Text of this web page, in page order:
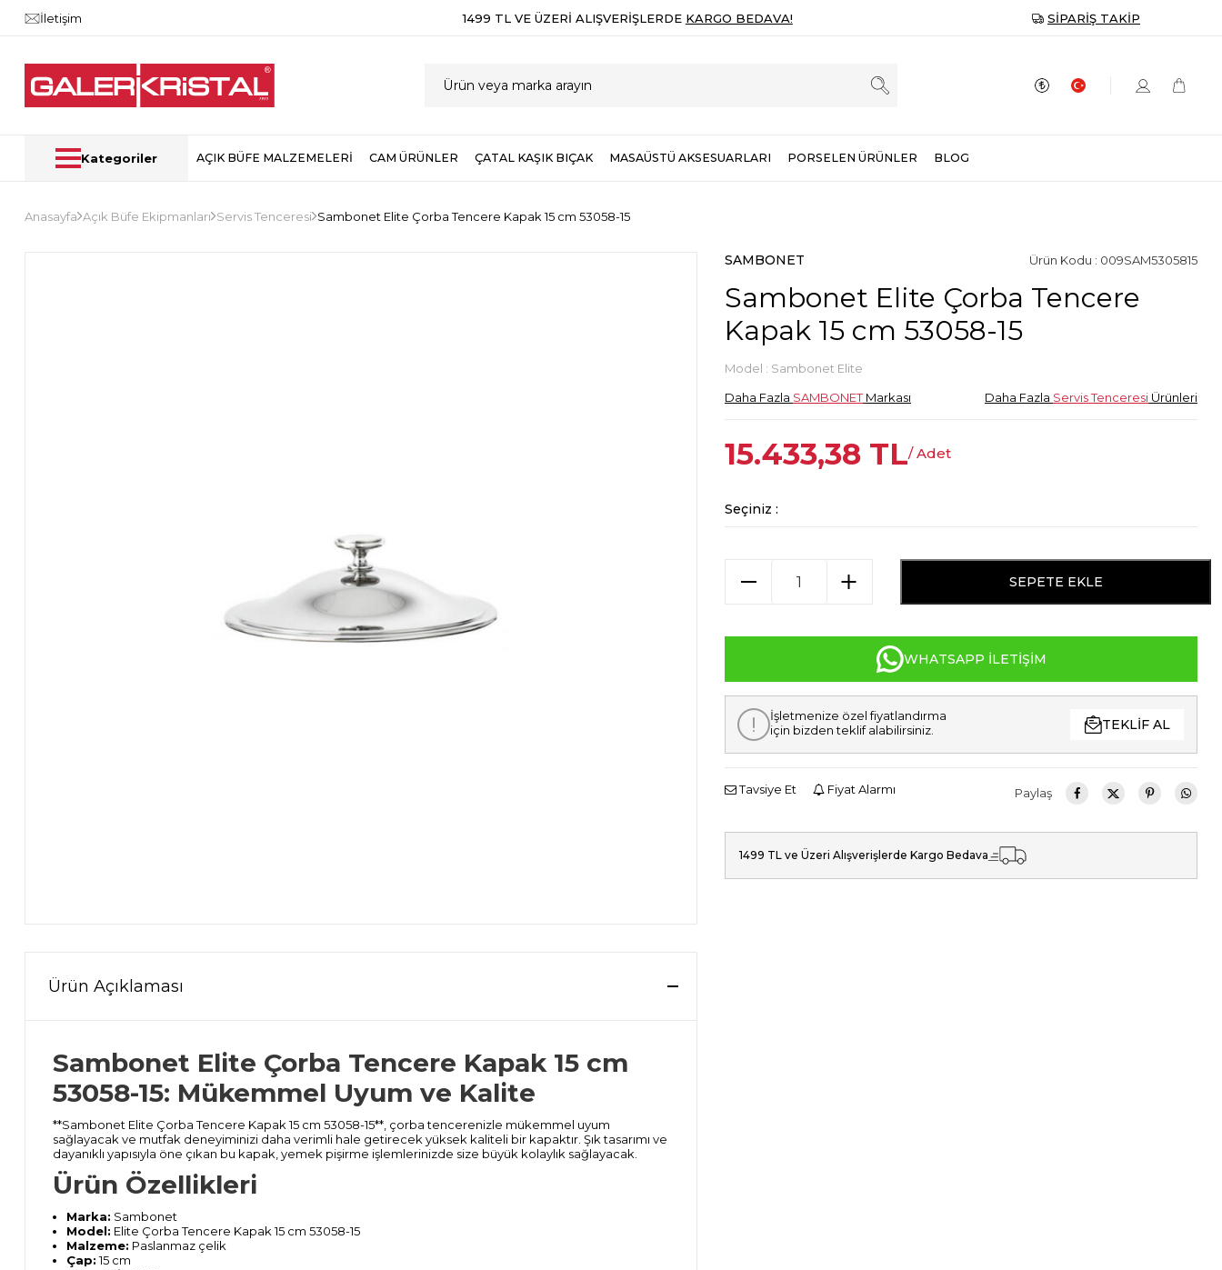
İletişim 1499 TL VE ÜZERI ALIŞVERIŞLERDE KARGO BEDAVA! SIPARIŞ TAKIP
Kategoriler AÇIK BÜFE MALZEMELERİ CAM ÜRÜNLER ÇATAL KAŞIK BIÇAK MASAÜSTÜ AKSESUARLARI PORSELEN ÜRÜNLER BLOG
Anasayfa Açık Büfe Ekipmanları Servis Tenceresi Sambonet Elite Çorba Tencere Kapak 15 cm 53058-15
Ürün Açıklaması
Sambonet Elite Çorba Tencere Kapak 15 cm
53058-15: Mükemmel Uyum ve Kalite
**Sambonet Elite Çorba Tencere Kapak 15 cm 53058-15**, çorba tencerenizle mükemmel uyum
sağlayacak ve mutfak deneyiminizi daha verimli hale getirecek yüksek kaliteli bir kapaktır. Şık tasarımı ve
dayanıklı yapısıyla öne çıkan bu kapak, yemek pişirme işlemlerinizde size büyük kolaylık sağlayacak.
Ürün Özellikleri
Marka: Sambonet
Model: Elite Çorba Tencere Kapak 15 cm 53058-15
Malzeme: Paslanmaz çelik
Çap:15 cm
SAMBONET Ürün Kodu : 009SAM5305815
Sambonet Elite Çorba Tencere
Kapak 15 cm 53058-15
Model : Sambonet Elite
Daha Fazla SAMBONETMarkası Daha Fazla Servis Tenceresi Ürünleri
15.433,38 TL/ Adet
Seçiniz :
SEPETE EKLE
WHATSAPP İLETIŞIM
İşletmenize özel fiyatlandırma
için bizden teklif alabilirsiniz.
TEKLIF AL
Tavsiye Et Fiyat Alarmı Paylaş
1499 TL ve Üzeri Alışverişlerde Kargo Bedava